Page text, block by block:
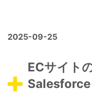
2025-09-25
ECサイト
Salesforce